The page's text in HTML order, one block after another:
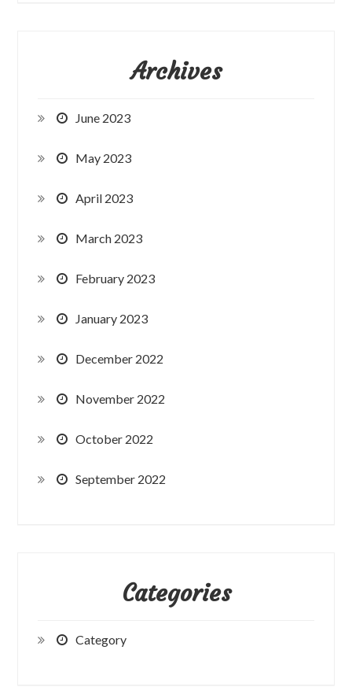
Archives
June 2023
May 2023
April 2023
March 2023
February 2023
January 2023
December 2022
November 2022
October 2022
September 2022
Categories
Category